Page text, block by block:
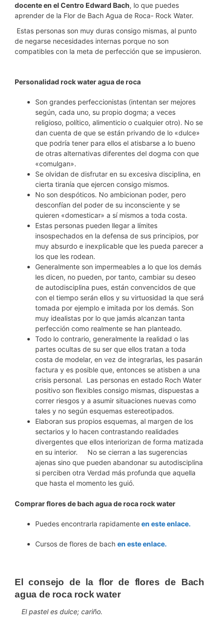
docente en el Centro Edward Bach, lo que puedes
aprender de la Flor de Bach Agua de Roca- Rock Water.
Estas personas son muy duras consigo mismas, al punto
de negarse necesidades internas porque no son
compatibles con la meta de perfección que se impusieron.
Personalidad rock water agua de roca
Son grandes perfeccionistas (intentan ser mejores
según, cada uno, su propio dogma; a veces
religioso, político, alimenticio o cualquier otro). No se
dan cuenta de que se están privando de lo «dulce»
que podría tener para ellos el atisbarse a lo bueno
de otras alternativas diferentes del dogma con que
«comulgan».
Se olvidan de disfrutar en su excesiva disciplina, en
cierta tiranía que ejercen consigo mismos.
No son despóticos. No ambicionan poder, pero
desconfían del poder de su inconsciente y se
quieren «domesticar» a sí mismos a toda costa.
Estas personas pueden llegar a límites
insospechados en la defensa de sus principios, por
muy absurdo e inexplicable que les pueda parecer a
los que les rodean.
Generalmente son impermeables a lo que los demás
les dicen, no pueden, por tanto, cambiar su deseo
de autodisciplina pues, están convencidos de que
con el tiempo serán ellos y su virtuosidad la que será
tomada por ejemplo e imitada por los demás. Son
muy idealistas por lo que jamás alcanzan tanta
perfección como realmente se han planteado.
Todo lo contrario, generalmente la realidad o las
partes ocultas de su ser que ellos tratan a toda
costa de modelar, en vez de integrarlas, les pasarán
factura y es posible que, entonces se atisben a una
crisis personal. Las personas en estado Roch Water
positivo son flexibles consigo mismas, dispuestas a
correr riesgos y a asumir situaciones nuevas como
tales y no según esquemas estereotipados.
Elaboran sus propios esquemas, al margen de los
sectarios y lo hacen contrastando realidades
divergentes que ellos interiorizan de forma matizada
en su interior. No se cierran a las sugerencias
ajenas sino que pueden abandonar su autodisciplina
si perciben otra Verdad más profunda que aquella
que hasta el momento les guió.
Comprar flores de bach agua de roca rock water
Puedes encontrarla rapidamenteen este enlace.
Cursos de flores de bach en este enlace.
El consejo de la flor de flores de Bach
agua de roca rock water
El pastel es dulce; cariño.